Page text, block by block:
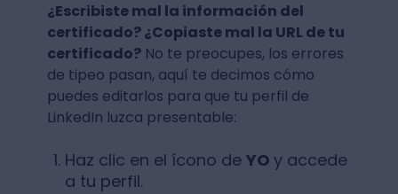
¿Escribiste mal la información del
certificado? ¿Copiaste mal la URL de tu
certificado?No te preocupes, los errores
de tipeo pasan, aquí te decimos cómo
puedes editarlos para que tu perfil de
LinkedIn luzca presentable:
Haz clic en el ícono de YO y accede
a tu perfil.